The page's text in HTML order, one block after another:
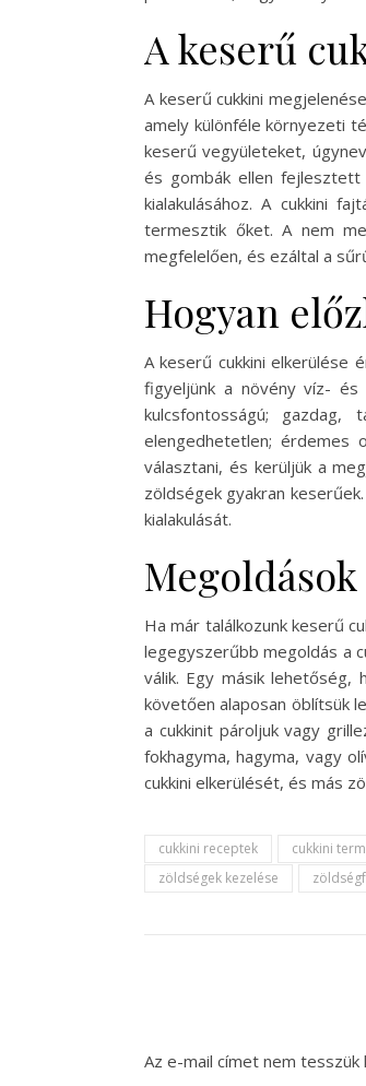
A keserű
A keserű cukkini
amely különféle környezeti
keserű vegyületeket,
és gombák ellen fejlesztett
kialakulásához. A cukkini
termesztik őket. A nem
megfelelően, és ezáltal a
Hogyan
A keserű cukkini elkerülése
figyeljünk a növény víz- és
kulcsfontosságú;
elengedhetetlen; érdemes
választani, és kerüljük a
zöldségek gyakran
kialakulását.
Ha már találkozunk keserű
legegyszerűbb megoldás a
válik. Egy másik
követően alaposan öblítsük
a cukkinit pároljuk vagy
fokhagyma, hagyma, vagy
cukkini elkerülését, és más
cukkini receptek cukkini
zöldségek kezelése
Az e-mail címet nem tesszük